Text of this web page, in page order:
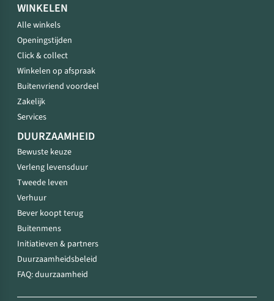
WINKELEN
Alle winkels
Openingstijden
Click & collect
Winkelen op afspraak
Buitenvriend voordeel
Zakelijk
Services
DUURZAAMHEID
Bewuste keuze
Verleng levensduur
Tweede leven
Verhuur
Bever koopt terug
Buitenmens
Initiatieven & partners
Duurzaamheidsbeleid
FAQ: duurzaamheid